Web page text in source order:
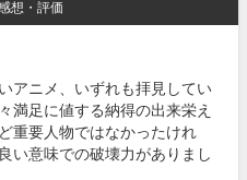
想・評価
アニメ、いずれも拝見してい
満足に値する納得の出来栄え
重要人物ではなかったけれ
い意味での破壊力がありまし